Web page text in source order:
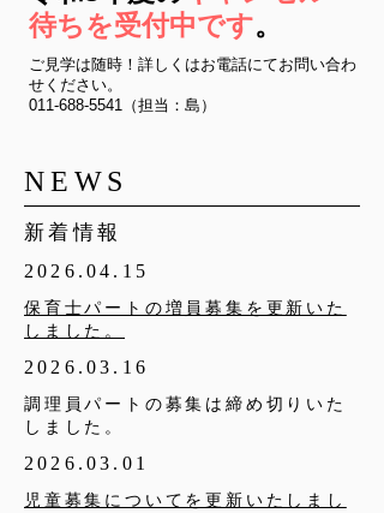
待ちを受付中です。
ご見学は随時！詳しくはお電話にてお問い合わ
せください。
011-688-5541 （担当：島）
NEWS
新着情報
2026.04.15
保育士パートの増員募集を更新いた
しました。
2026.03.16
調理員パートの募集は締め切りいた
しました。
2026.03.01
児童募集についてを更新いたしまし